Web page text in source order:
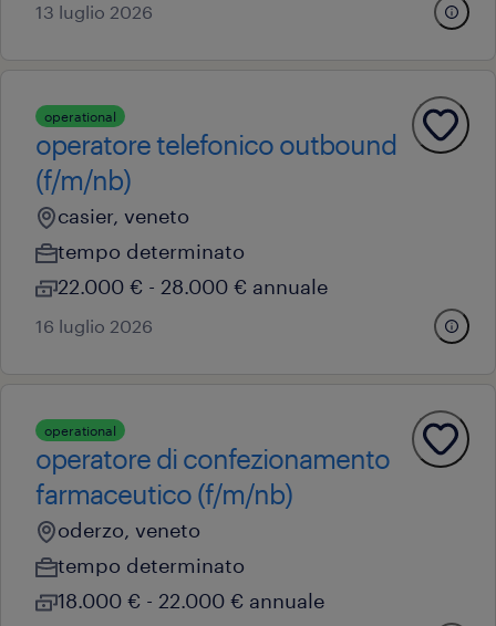
13 luglio 2026
operational
operatore telefonico outbound
(f/m/nb)
casier, veneto
tempo determinato
22.000 € - 28.000 € annuale
16 luglio 2026
operational
operatore di confezionamento
farmaceutico (f/m/nb)
oderzo, veneto
tempo determinato
18.000 € - 22.000 € annuale